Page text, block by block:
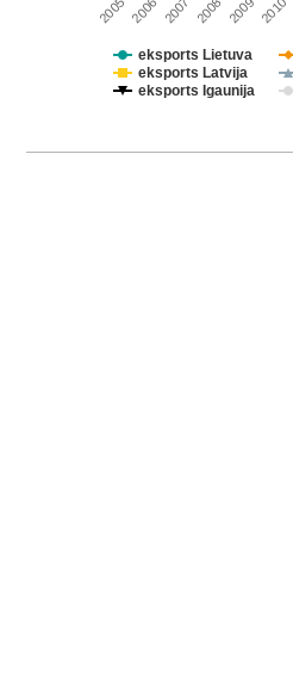
eksports Lietuva
eksports Latvija
eksports Igaunija
2005 2006 2007 2008 2009 2010